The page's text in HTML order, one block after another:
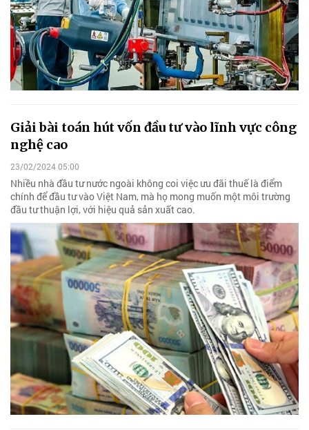
Giải bài toán hút vốn đầu tư vào lĩnh vực công
nghệ cao
23/02/2024 05:00
Nhiều nhà đầu tư nước ngoài không coi việc ưu đãi thuế là điểm
chính để đầu tư vào Việt Nam, mà họ mong muốn một môi trường
đầu tư thuận lợi, với hiệu quả sản xuất cao.